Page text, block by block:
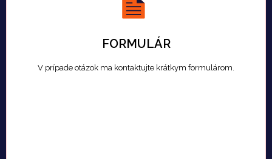
FORMULÁR
V prípade otázok ma kontaktujte krátkym formulárom.